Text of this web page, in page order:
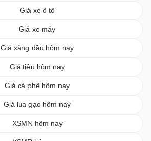
Giá xe ô tô
Giá xe máy
Giá xăng dầu hôm nay
Giá tiêu hôm nay
Giá cà phê hôm nay
Giá lúa gạo hôm nay
XSMN hôm nay